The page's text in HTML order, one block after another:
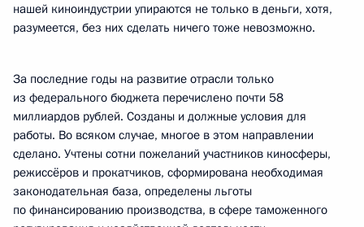
нашей киноиндустрии упираются не только в деньги, хотя,
разумеется, без них сделать ничего тоже невозможно.
За последние годы на развитие отрасли только
из федерального бюджета перечислено почти 58
миллиардов рублей. Созданы и должные условия для
работы. Во всяком случае, многое в этом направлении
сделано. Учтены сотни пожеланий участников киносферы,
режиссёров и прокатчиков, сформирована необходимая
законодательная база, определены льготы
по финансированию производства, в сфере таможенного